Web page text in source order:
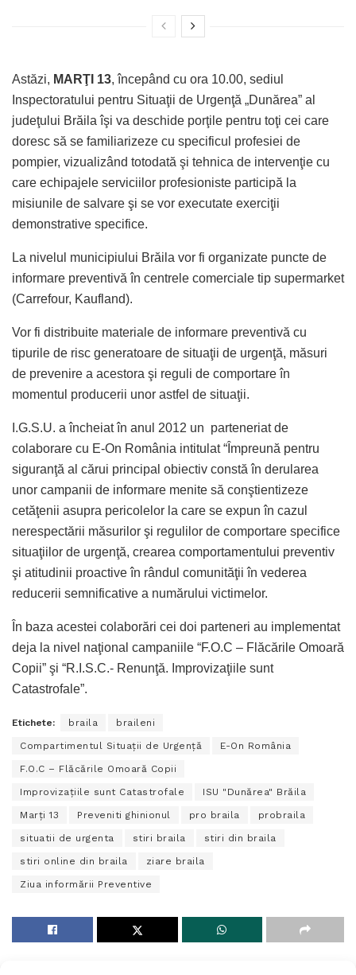
Astăzi, MARŢI 13, începând cu ora 10.00, sediul
Inspectoratului pentru Situaţii de Urgenţă „Dunărea” al
judeţului Brăila îşi va deschide porţile pentru toţi cei care
doresc să se familiarizeze cu specificul profesiei de
pompier, vizualizând totodată şi tehnica de intervenţie cu
care echipajele serviciilor profesioniste participă la
misiunile de salvare şi se vor executate exerciţii
demonstrative specifice.
La nivelul municipiului Brăila vor fi organizate puncte de
informare preventivă în centrele comerciale tip supermarket
(Carrefour, Kaufland).
Vor fi distribuite materiale de informare preventivă cu
tipurile de risc generatoare de situaţii de urgenţă, măsuri
de prevenire a acestora şi reguli de comportare în
momentul producerii unor astfel de situaţii.
I.G.S.U. a încheiat în anul 2012 un parteneriat de
colaborare cu E-On România intitulat “Împreună pentru
siguranţă al cărui principal obiectiv constă în derularea
unor campanii de informare menite să conştientizeze
cetăţenii asupra pericolelor la care se expun în cazul
nerespectării măsurilor şi regulilor de comportare specifice
situaţiilor de urgenţă, crearea comportamentului preventiv
şi atitudinii proactive în rândul comunităţii în vederea
reducerii semnificative a numărului victimelor.
În baza acestei colaborări cei doi parteneri au implementat
deja la nivel naţional campaniile “F.O.C – Flăcările Omoară
Copii” şi “R.I.S.C.- Renunţă. Improvizaţiile sunt
Catastrofale”.
Etichete: braila braileni
Compartimentul Situaţii de Urgenţă E-On România
F.O.C – Flăcările Omoară Copii
Improvizaţiile sunt Catastrofale ISU "Dunărea" Brăila
Marţi 13 Preveniti ghinionul pro braila probraila
situatii de urgenta stiri braila stiri din braila
stiri online din braila ziare braila
Ziua informării Preventive